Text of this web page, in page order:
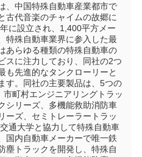
、中国特殊自動車産業都市で
古代音楽のチャイムの故郷に
に設立され、1,400平方メー
特殊自動車業界に参入した最
あらゆる種類の特殊自動車の
スに注力しており、同社の2つ
も先進的なタンクローリーと
す。同社の主要製品は、5つの
町村エンジニアリングトラッ
シリーズ、多機能救助消防車
ーズ、セミトレーラートラッ
通大学と協力して特殊自動車
国内自動車メーカーで唯一鉄
塵トラックを開発し、特殊自